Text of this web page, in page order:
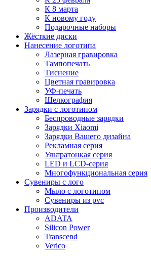
К 8 марта
К новому году
Подарочные наборы
Жёсткие диски
Нанесение логотипа
Лазерная гравировка
Тампопечать
Тиснение
Цветная гравировка
УФ-печать
Шелкография
Зарядки с логотипом
Беспроводные зарядки
Зарядки Xiaomi
Зарядки Вашего дизайна
Рекламная серия
Ультратонкая серия
LED и LCD-серия
Многофункциональная серия
Сувениры с лого
Мыло с логотипом
Сувениры из pvc
Производители
ADATA
Silicon Power
Transcend
Verico